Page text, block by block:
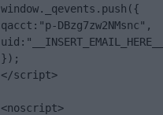
window._qevents.push({
qacct:"p-DBzg7zw2NMsnc",
});
</script>
<noscript>